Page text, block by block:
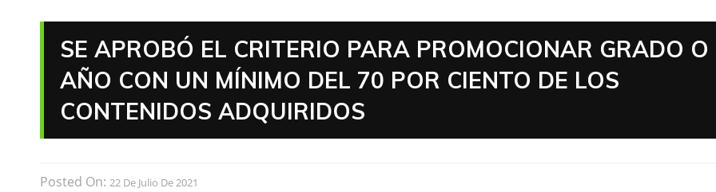
SE APROBÓ EL CRITERIO PARA PROMOCIONAR GRADO O
AÑO CON UN MÍNIMO DEL 70 POR CIENTO DE LOS
CONTENIDOS ADQUIRIDOS
Posted On: 22 De Julio De 2021